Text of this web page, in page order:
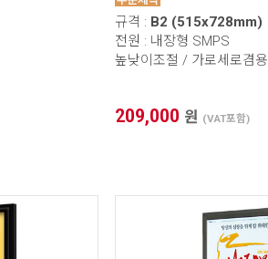
규격 : B2 (515x728mm)
전원 : 내장형 SMPS
높낮이조절 / 가로세로겸용
209,000 원 (VAT포함)